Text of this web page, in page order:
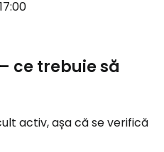
ce trebuie să
activ, așa că se verifică